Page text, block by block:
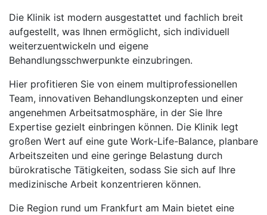
Die Klinik ist modern ausgestattet und fachlich breit
aufgestellt, was Ihnen ermöglicht, sich individuell
weiterzuentwickeln und eigene
Behandlungsschwerpunkte einzubringen.
Hier profitieren Sie von einem multiprofessionellen
Team, innovativen Behandlungskonzepten und einer
angenehmen Arbeitsatmosphäre, in der Sie Ihre
Expertise gezielt einbringen können. Die Klinik legt
großen Wert auf eine gute Work-Life-Balance, planbare
Arbeitszeiten und eine geringe Belastung durch
bürokratische Tätigkeiten, sodass Sie sich auf Ihre
medizinische Arbeit konzentrieren können.
Die Region rund um Frankfurt am Main bietet eine